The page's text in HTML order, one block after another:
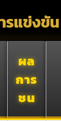
รแข่งขัน
ผล
การ
ชน